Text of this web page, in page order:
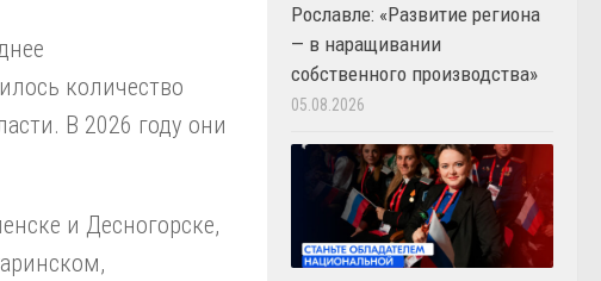
количество
В 2026 году они
и Десногорске,
Рославле: «Развитие региона
— в наращивании
собственного производства»
05.08.2026